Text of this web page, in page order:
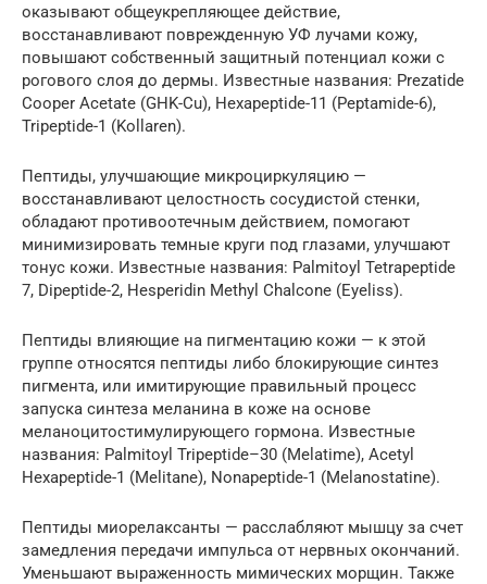
оказывают общеукрепляющее действие,
восстанавливают поврежденную УФ лучами кожу,
повышают собственный защитный потенциал кожи с
рогового слоя до дермы. Известные названия: Prezatide
Cooper Acetate (GHK-Cu), Hexapeptide-11 (Peptamide-6),
Tripeptide-1 (Kollaren).
Пептиды, улучшающие микроциркуляцию —
восстанавливают целостность сосудистой стенки,
обладают противоотечным действием, помогают
минимизировать темные круги под глазами, улучшают
тонус кожи. Известные названия: Palmitoyl Tetrapeptide
7, Dipeptide-2, Hesperidin Methyl Chalcone (Eyeliss).
Пептиды влияющие на пигментацию кожи — к этой
группе относятся пептиды либо блокирующие синтез
пигмента, или имитирующие правильный процесс
запуска синтеза меланина в коже на основе
меланоцитостимулирующего гормона. Известные
названия: Palmitoyl Tripeptide–30 (Melatime), Acetyl
Hexapeptide-1 (Melitane), Nonapeptide-1 (Melanostatine).
Пептиды миорелаксанты — расслабляют мышцу за счет
замедления передачи импульса от нервных окончаний.
Уменьшают выраженность мимических морщин. Также